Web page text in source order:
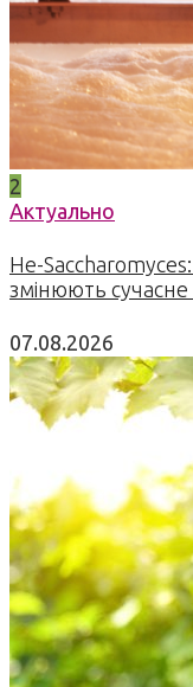
2
Актуально
Не-
змінюють
07.08.2026